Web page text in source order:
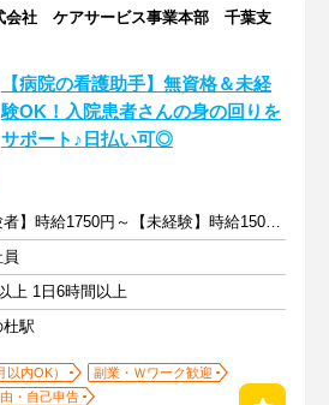
会社 ケアサービス事業本部 千葉支
【病院の看護助手】無資格＆未経
験OK！入院患者さんの身の回りを
サポート♪日払い可◎
【経験者】時給1750円～【未経験】時給1500円～ ※交通費全額
上 1日6時間以上
駅
以内OK）
副業・Ｗワーク歓迎
・自己申告